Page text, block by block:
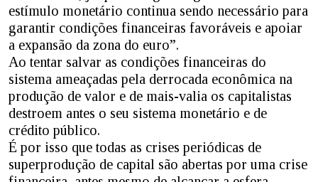
estímulo monetário continua sendo necessário para
garantir condições financeiras favoráveis e apoiar
a expansão da zona do euro”.
Ao tentar salvar as condições financeiras do
sistema ameaçadas pela derrocada econômica na
produção de valor e de mais-valia os capitalistas
destroem antes o seu sistema monetário e de
crédito público.
É por isso que todas as crises periódicas de
superprodução de capital são abertas por uma crise